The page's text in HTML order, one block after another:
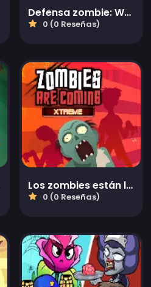
Defensa zombie: War Z Survival
0 (0 Reseñas)
Los zombies están llegando Xtreme
0 (0 Reseñas)